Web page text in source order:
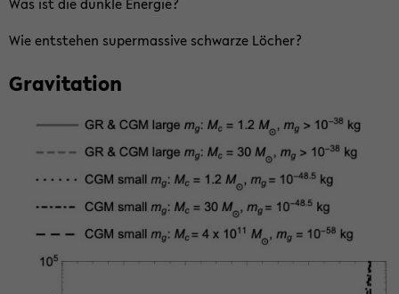
Wie ent­ste­hen su­per­mas­si­ve schwar­ze Lö­cher?
Gra­vi­ta­ti­on